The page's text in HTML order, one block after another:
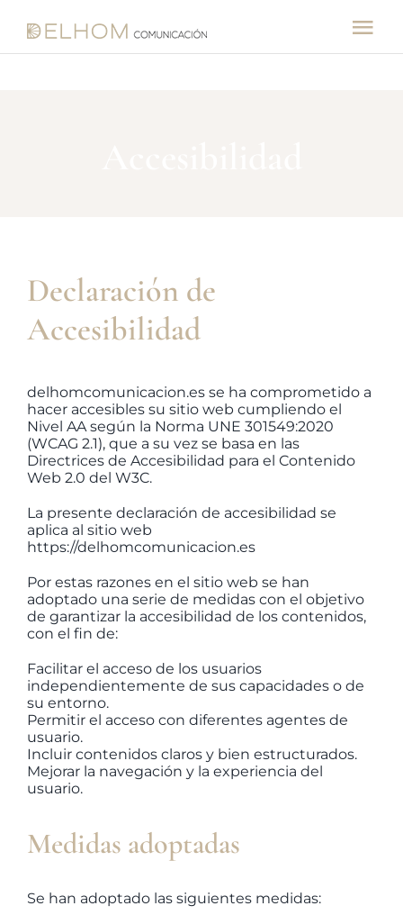
contenido
Blog
Declaración de
Accesibilidad
delhomcomunicacion.es se ha comprometido a
hacer accesibles su sitio web cumpliendo el
Nivel AA según la Norma UNE 301549:2020
(WCAG 2.1), que a su vez se basa en las
Directrices de Accesibilidad para el Contenido
Web 2.0 del W3C.
La presente declaración de accesibilidad se
aplica al sitio web
https://delhomcomunicacion.es
Por estas razones en el sitio web se han
adoptado una serie de medidas con el objetivo
de garantizar la accesibilidad de los contenidos,
con el fin de:
Facilitar el acceso de los usuarios
independientemente de sus capacidades o de
su entorno.
Permitir el acceso con diferentes agentes de
usuario.
Incluir contenidos claros y bien estructurados.
Mejorar la navegación y la experiencia del
usuario.
Medidas adoptadas
Se han adoptado las siguientes medidas: